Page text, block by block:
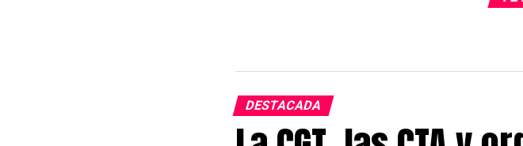
DESTACADA